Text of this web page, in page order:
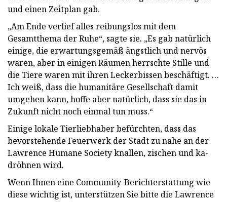
und einen Zeitplan gab.
„Am Ende verlief alles reibungslos mit dem
Gesamtthema der Ruhe“, sagte sie. „Es gab natürlich
einige, die erwartungsgemäß ängstlich und nervös
waren, aber in einigen Räumen herrschte Stille und
die Tiere waren mit ihren Leckerbissen beschäftigt. …
Ich weiß, dass die humanitäre Gesellschaft damit
umgehen kann, hoffe aber natürlich, dass sie das in
Zukunft nicht noch einmal tun muss.“
Einige lokale Tierliebhaber befürchten, dass das
bevorstehende Feuerwerk der Stadt zu nahe an der
Lawrence Humane Society knallen, zischen und ka-
dröhnen wird.
Wenn Ihnen eine Community-Berichterstattung wie
diese wichtig ist, unterstützen Sie bitte die Lawrence